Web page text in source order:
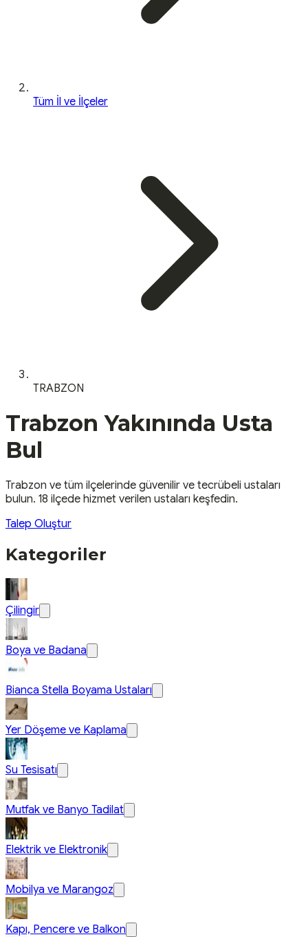
Tüm İl ve İlçeler
TRABZON
Trabzon Yakınında Usta
Bul
Trabzon ve tüm ilçelerinde güvenilir ve tecrübeli ustaları
bulun. 18 ilçede hizmet verilen ustaları keşfedin.
Talep Oluştur
Kategoriler
Çilingir
Boya ve Badana
Bianca Stella Boyama Ustaları
Yer Döşeme ve Kaplama
Su Tesisatı
Mutfak ve Banyo Tadilat
Elektrik ve Elektronik
Mobilya ve Marangoz
Kapı, Pencere ve Balkon